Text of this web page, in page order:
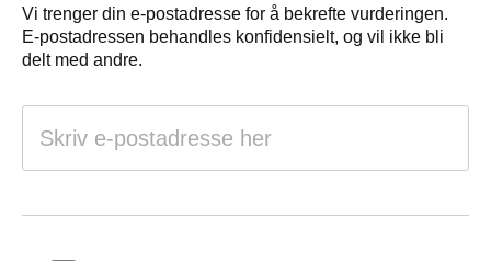
Vi trenger din e-postadresse for å bekrefte vurderingen.
E-postadressen behandles konfidensielt, og vil ikke bli
delt med andre.